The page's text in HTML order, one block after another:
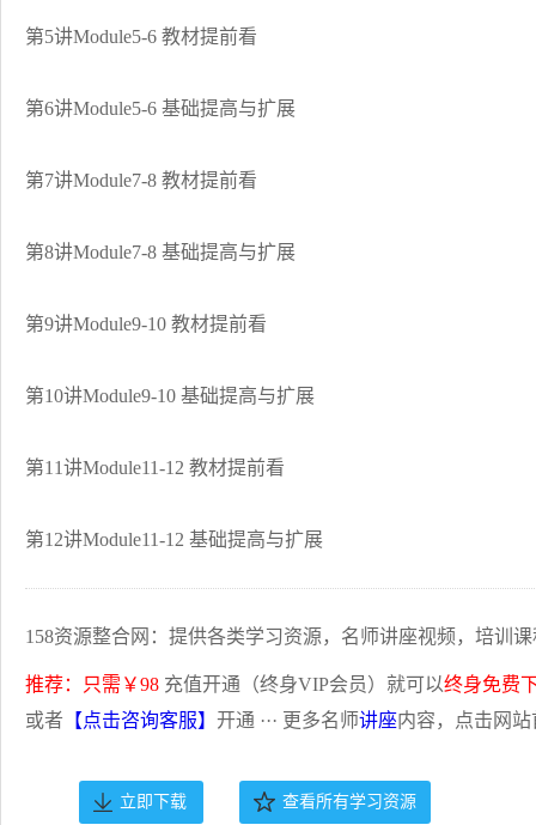
第5讲Module5-6 教材提前看
第6讲Module5-6 基础提高与扩展
第7讲Module7-8 教材提前看
第8讲Module7-8 基础提高与扩展
第9讲Module9-10 教材提前看
第10讲Module9-10 基础提高与扩展
第11讲Module11-12 教材提前看
第12讲Module11-12 基础提高与扩展
158资源整合网：提供各类学习资源，名师讲座视频，培训
推荐：只需￥98 充值开通（终身VIP会员）就可以终身免费
或者 【点击咨询客服】 开通 ··· 更多名师讲座内容，点击网
立即下载 查看所有学习资源